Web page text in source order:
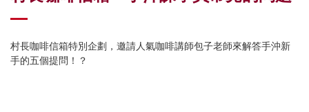
村長咖啡信箱特別企劃，邀請人氣咖啡講師包子老師來解答手沖新
手的五個提問！？